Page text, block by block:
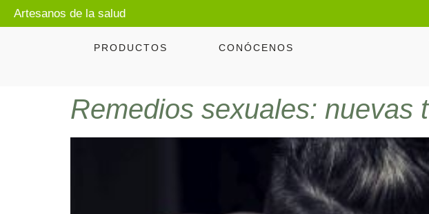
Artesanos de la salud
PRODUCTOS CONÓCENOS
Remedios sexuales: nuevas